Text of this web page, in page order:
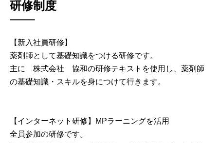
研修制度
【新入社員研修】
薬剤師として基礎知識をつける研修です。
主に 株式会社 協和の研修テキストを使用し、薬剤師
の基礎知識・スキルを身につけて行きます。
【インターネット研修】MPラーニングを活用
全員参加の研修です。